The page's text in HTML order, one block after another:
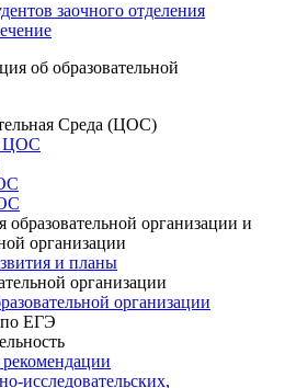
заочного отделения
об образовательной
Среда (ЦОС)
ЦОС
организации и
организации
и планы
организации
организации
ЕГЭ
исследовательских,